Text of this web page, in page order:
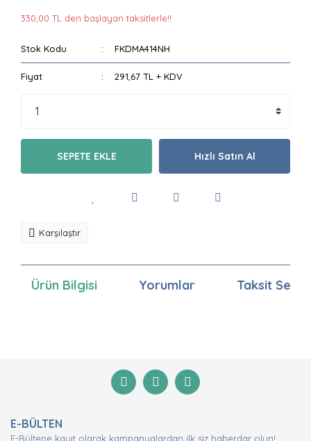
330,00 TL den başlayan taksitlerle!!
Stok Kodu FKDMA414NH
Fiyat 291,67 TL + KDV
SEPETE EKLE Hızlı Satın Al
Karşılaştır
Ürün Bilgisi Yorumlar Taksit
Yorum Yaz
Görüş ve önerileriniz için teşekkür ederiz.
Ürün açıklamasında eksik bilgiler bulunuyor.
E-BÜLTEN
E-Bültene kayıt olarak kampanyalardan ilk siz haberdar olun!